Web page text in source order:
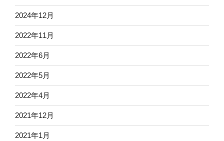
2024年12月
2022年11月
2022年6月
2022年5月
2022年4月
2021年12月
2021年1月